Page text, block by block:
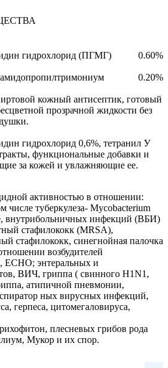
гидрохлорид (ПГМГ)
0.60%
0.20%
кожный антисептик, готовый
прозрачной жидкости без
гидрохлорид 0,6%, тетранил У
функциональные добавки и
за кожей и увлажняющие ее.
активностью в отношении:
числе туберкулеза- Mycobacterium
внутрибольничных инфекций (ВБИ)
стафилококк (MRSA),
стафилококк, синегнойная палочка
возбудителей
ECHO; энтеральных и
ВИЧ, гриппа ( свинного H1N1,
атипичной пневмонии,
ных вирусных инфекций,
герпеса, цитомегаловируса,
плесневых грибов рода
Мукор и их спор.